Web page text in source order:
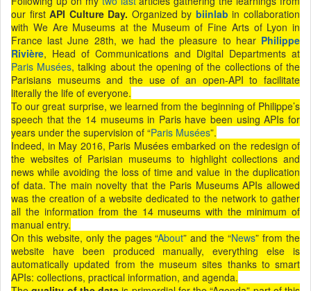
our firstAPI Culture Day. Organized by biinlab in collaboration
with We Are Museums at the Museum of Fine Arts of Lyon in
France last June 28th, we had the pleasure to hear Philippe
Rivière, Head of Communications and Digital Departments at
Paris Musées, talking about the opening of the collections of the
Parisians museums and the use of an open-API to facilitate
literally the life of everyone.
To our great surprise, we learned from the beginning of Philippe’s
speech that the 14 museums in Paris have been using APIs for
years under the supervision of “Paris Musées”.
Indeed, in May 2016, Paris Musées embarked on the redesign of
the websites of Parisian museums to highlight collections and
news while avoiding the loss of time and value in the duplication
of data. The main novelty that the Paris Museums APIs allowed
was the creation of a website dedicated to the network to gather
all the information from the 14 museums with the minimum of
manual entry.
On this website, only the pages “About” and the “News” from the
website have been produced manually, everything else is
automatically updated from the museum sites thanks to smart
APIs: collections, practical information, and agenda.